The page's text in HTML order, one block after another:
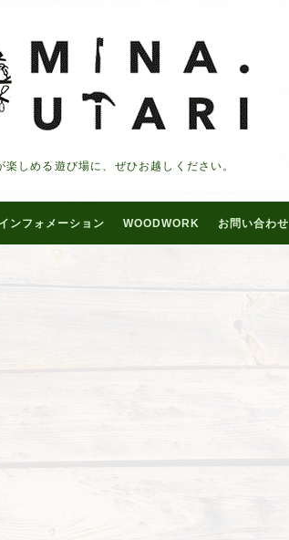
しめる遊び場に、ぜひお越しください。
インフォメーション WOODWORK お問い合わせ